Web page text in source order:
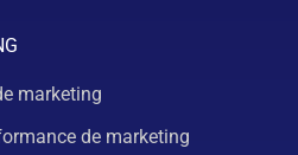
marketing
de marketing